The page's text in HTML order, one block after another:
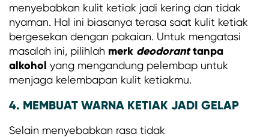
menyebabkan kulit ketiak jadi kering dan tidak
nyaman. Hal ini biasanya terasa saat kulit ketiak
bergesekan dengan pakaian. Untuk mengatasi
masalah ini, pilihlah merk deodoranttanpa
alkohol yang mengandung pelembap untuk
menjaga kelembapan kulit ketiakmu.
4. MEMBUAT WARNA KETIAK JADI GELAP
Selain menyebabkan rasa tidak